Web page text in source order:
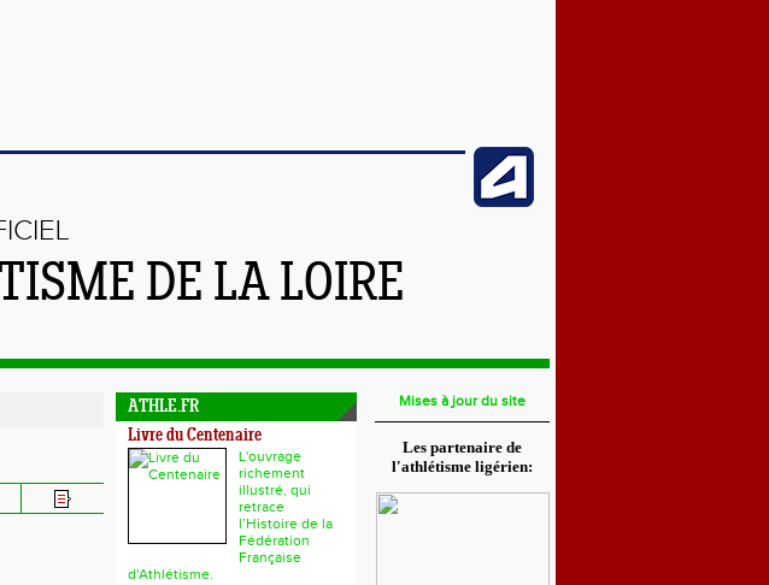
DE LA LOIRE
ATHLE.FR
Livre du Centenaire
L'ouvrage
richement
illustré, qui
retrace
l’Histoire de la
Fédération
Française
d'Athlétisme.
Mises à jour du site
Les partenaire de
l'athlétisme ligérien: